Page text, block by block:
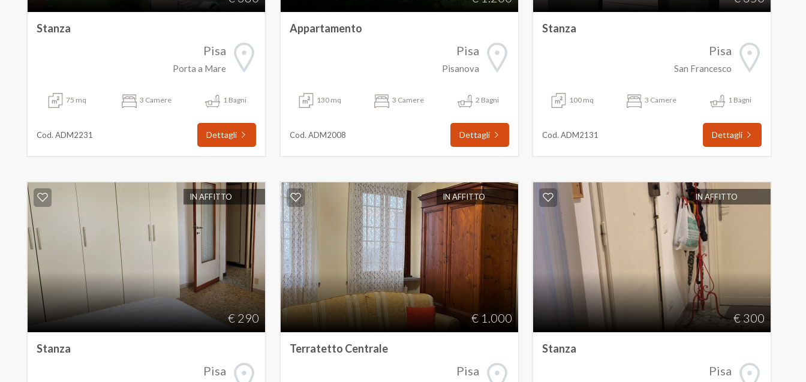
Stanza
Pisa
Porta a Mare
75 mq 3 Camere 1 Bagni
Cod. ADM2231 Dettagli
Appartamento
Pisa
Pisanova
130 mq 3 Camere 2 Bagni
Cod. ADM2008 Dettagli
Stanza
Pisa
San Francesco
100 mq 3 Camere 1 Bagni
Cod. ADM2131 Dettagli
IN AFFITTO
€ 290
Stanza
Pisa
IN AFFITTO
€ 1.000
Terratetto Centrale
Pisa
IN AFFITTO
€ 300
Stanza
Pisa